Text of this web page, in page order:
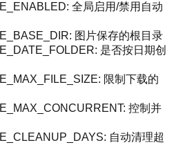
: 全局启用/禁用自动
: 图片保存的根目录
: 是否按日期创
: 限制下载的
: 控制并
: 自动清理超